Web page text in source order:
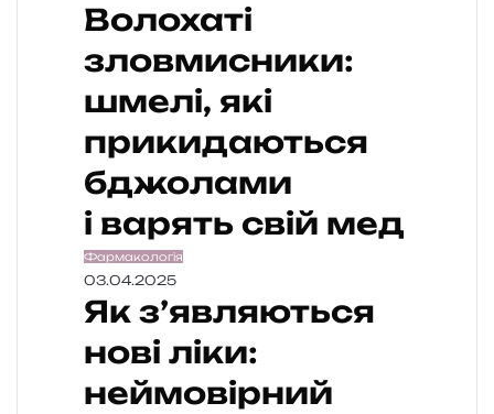
Волохаті
зловмисники:
шмелі, які
прикидаються
бджолами
і варять свій мед
Фармакологія
03.04.2025
Як з’являються
нові ліки:
неймовірний